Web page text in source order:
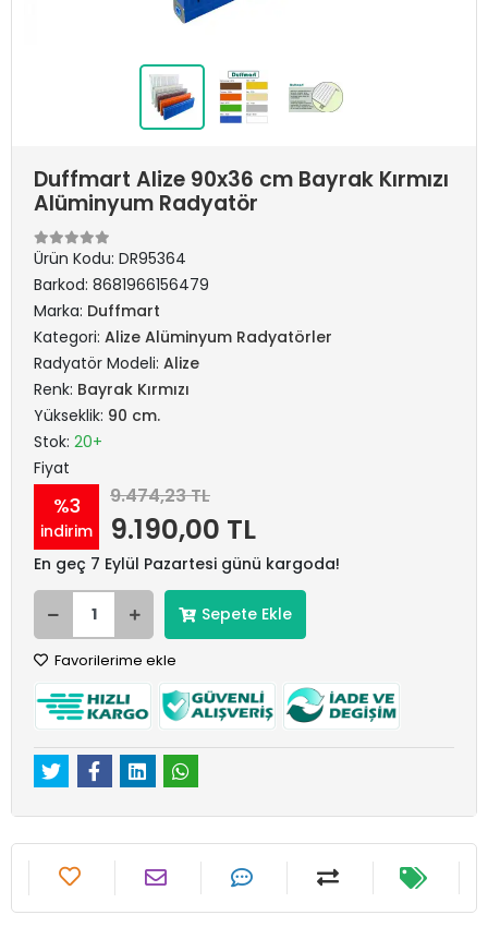
Duffmart Alize 90x36 cm Bayrak Kırmızı
Alüminyum Radyatör
Ürün Kodu: DR95364
Barkod: 8681966156479
Marka: Duffmart
Kategori: Alize Alüminyum Radyatörler
Radyatör Modeli: Alize
Renk: Bayrak Kırmızı
Yükseklik: 90 cm.
Stok: 20+
Fiyat
%3
indirim
9.474,23 TL
9.190,00 TL
En geç 7 Eylül Pazartesi günü kargoda!
Sepete Ekle
Favorilerime ekle